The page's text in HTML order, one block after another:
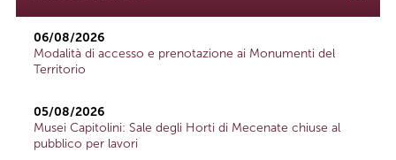
06/08/2026
Modalità di accesso e prenotazione ai Monumenti del
Territorio
05/08/2026
Musei Capitolini: Sale degli Horti di Mecenate chiuse al
pubblico per lavori